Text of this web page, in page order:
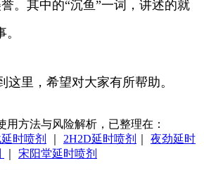
。其中的“沉鱼”一词，讲述的就
这里，希望对大家有所帮助。
用方法与风险解析，已整理在：
时喷剂 2H2D延时喷剂
夜劲延时
宋阳堂延时喷剂